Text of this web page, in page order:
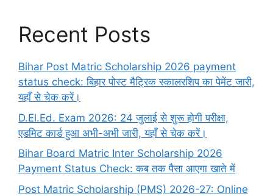
Recent Posts
Bihar Post Matric Scholarship 2026 payment
status check: बिहार पोस्ट मैट्रिक स्कालरशिप का पेमेंट जारी,
यहाँ से चेक करें।
D.El.Ed. Exam 2026: 24 जुलाई से शुरू होगी परीक्षा,
एडमिट कार्ड हुआ अभी-अभी जारी, यहाँ से चेक करें।
Bihar Board Matric Inter Scholarship 2026
Payment Status Check: कब तक पैसा आएगा खाते में
Post Matric Scholarship (PMS) 2026-27: Online